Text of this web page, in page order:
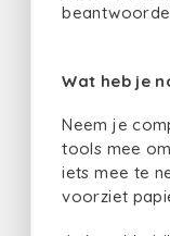
Wat heb je
Neem je
tools mee
iets mee te
voorziet